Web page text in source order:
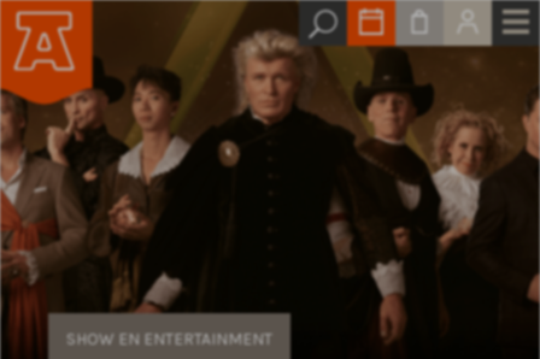
SHOW EN ENTERTAINMENT